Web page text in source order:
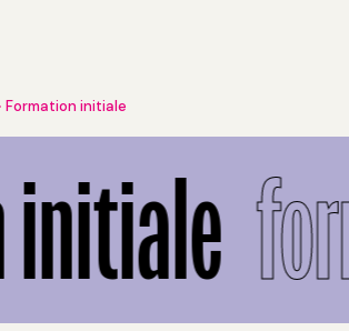
Formation initiale